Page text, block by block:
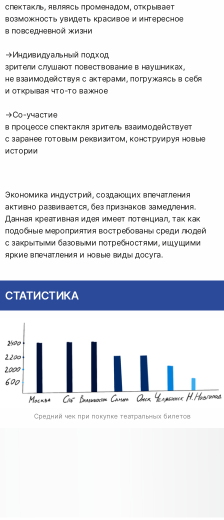
спектакль, являясь променадом, открывает
возможность увидеть красивое и интересное
в повседневной жизни
→Индивидуальный подход
зрители слушают повествование в наушниках,
не взаимодействуя с актерами, погружаясь в себя
и открывая что-то важное
→Со-участие
в процессе спектакля зритель взаимодействует
с заранее готовым реквизитом, конструируя новые
истории
Экономика индустрий, создающих впечатления
активно развивается, без признаков замедления.
Данная креативная идея имеет потенциал, так как
подобные мероприятия востребованы среди людей
с закрытыми базовыми потребностями, ищущими
яркие впечатления и новые виды досуга.
СТАТИСТИКА
Средний чек при покупке театральных билетов